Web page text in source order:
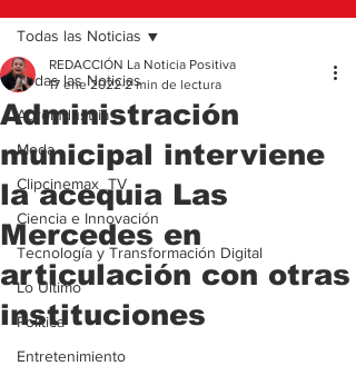
Todas las Noticias
Agroindustria
Moda
Clipcinemax_TV
Ciencia e Innovación
Tecnología y Transformación Digital
Lo Ultimo
Politica
Entretenimiento
Todas las Noticias
Administración
municipal interviene
la acequia Las
Mercedes en
articulación con otras
instituciones
REDACCIÓN La Noticia Positiva
17 ene 2022 2 min de lectura